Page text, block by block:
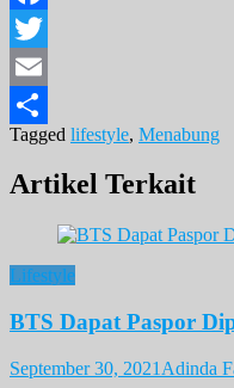
Facebook
Twitter
Email
Share
Tagged lifestyle, Menabung
Artikel Terkait
Lifestyle
BTS Dapat Paspor
September 30, 2021 Adinda